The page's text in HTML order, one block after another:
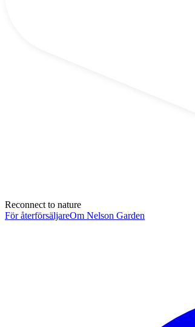
Reconnect to nature
För återförsäljareOm Nelson Garden